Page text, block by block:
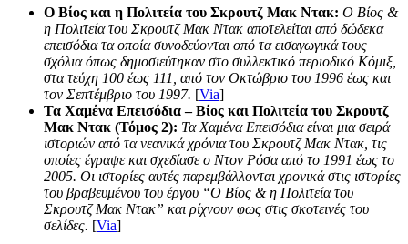
Ο Βίος και η Πολιτεία του Σκρουτζ Μακ Ντακ: Ο Βίος &
η Πολιτεία του Σκρουτζ Μακ Ντακ αποτελείται από δώδεκα
επεισόδια τα οποία συνοδεύονται οπό τα εισαγωγικά τους
σχόλια όπως δημοσιεύτηκαν στο συλλεκτικό περιοδικό Κόμιξ,
στα τεύχη 100 έως 111, από τον Οκτώβριο του 1996 έως και
τον Σεπτέμβριο του 1997. [Via]
Τα Χαμένα Επεισόδια – Βίος και Πολιτεία του Σκρουτζ
Μακ Ντακ (Τόμος 2): Τα Χαμένα Επεισόδια είναι μια σειρά
ιστοριών από τα νεανικά χρόνια του Σκρουτζ Μακ Ντακ, τις
οποίες έγραψε και σχεδίασε ο Ντον Ρόσα από το 1991 έως το
2005. Οι ιστορίες αυτές παρεμβάλλονται χρονικά στις ιστορίες
του βραβευμένου του έργου “Ο Βίος & η Πολιτεία του
Σκρουτζ Μακ Ντακ” και ρίχνουν φως στις σκοτεινές του
σελίδες. [Via]